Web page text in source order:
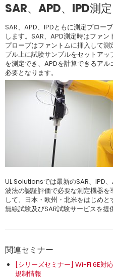
SAR、APD、IPD測定
SAR、APD、IPDともに測定プロー
します。SAR、APD測定時はファン
プローブはファントムに挿入して
ブル上に試験サンプルをセットア
を測定でき、APDを計算できるア
必要となります。
UL Solutionsでは最新のSAR、IPD
波法の認証評価で必要な測定機器
して、日本・欧州・北米をはじめ
無線試験及びSAR試験サービスを提
関連セミナー
[シリーズセミナー] Wi-Fi 6E対
規制情報